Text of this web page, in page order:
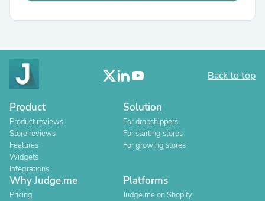
Back to top
Product
Product reviews
Store reviews
Features
Widgets
Integrations
Solution
For dropshippers
For starting stores
For growing stores
Why Judge.me
Pricing
Platforms
Judge.me on Shopify